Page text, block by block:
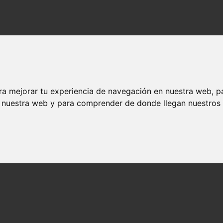
mejorar tu experiencia de navegación en nuestra web,
web y para comprender de donde llegan nuestros